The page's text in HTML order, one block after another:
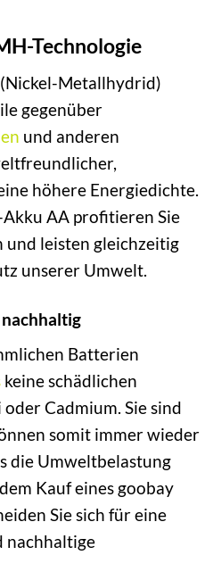
Technologie
Metallhydrid)
gegenüber
und anderen
höhere Energiedichte.
AA profitieren Sie
und leisten gleichzeitig
unserer Umwelt.
Batterien
keine schädlichen
Cadmium. Sie sind
somit immer wieder
die Umweltbelastung
Kauf eines goobay
Sie sich für eine
nachhaltige